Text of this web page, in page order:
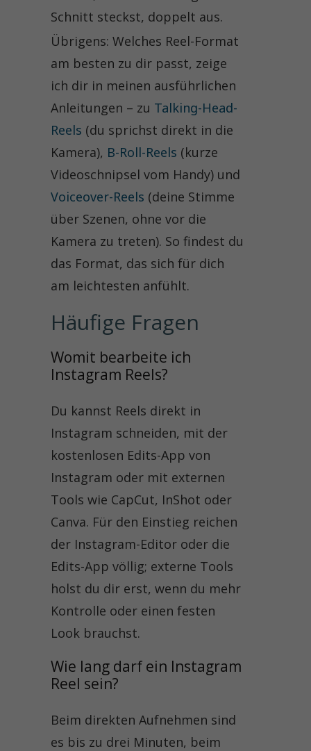
Schnitt steckst, doppelt aus.
Übrigens: Welches Reel-Format
am besten zu dir passt, zeige
ich dir in meinen ausführlichen
Anleitungen – zu Talking-Head-
Reels (du sprichst direkt in die
Kamera), B-Roll-Reels (kurze
Videoschnipsel vom Handy) und
Voiceover-Reels (deine Stimme
über Szenen, ohne vor die
Kamera zu treten). So findest du
das Format, das sich für dich
am leichtesten anfühlt.
Häufige Fragen
Womit bearbeite ich
Instagram Reels?
Du kannst Reels direkt in
Instagram schneiden, mit der
kostenlosen Edits-App von
Instagram oder mit externen
Tools wie CapCut, InShot oder
Canva. Für den Einstieg reichen
der Instagram-Editor oder die
Edits-App völlig; externe Tools
holst du dir erst, wenn du mehr
Kontrolle oder einen festen
Look brauchst.
Wie lang darf ein Instagram
Reel sein?
Beim direkten Aufnehmen sind
es bis zu drei Minuten, beim